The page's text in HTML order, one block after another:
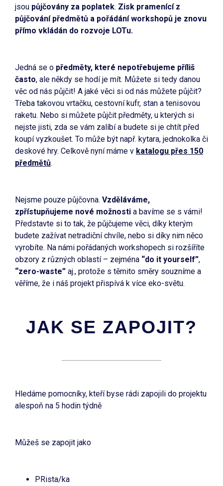
jsou půjčovány za poplatek. Zisk pramenící z
půjčování předmětů a pořádání workshopů je znovu
přímo vkládán do rozvoje LOTu.
Jedná se o předměty, které nepotřebujeme příliš
často, ale někdy se hodí je mít. Můžete si tedy danou
věc od nás půjčit! A jaké věci si od nás můžete půjčit?
Třeba takovou vrtačku, cestovní kufr, stan a tenisovou
raketu. Nebo si můžete půjčit předměty, u kterých si
nejste jisti, zda se vám zalíbí a budete si je chtít před
koupí vyzkoušet. To může být např. kytara, jednokolka či
deskové hry. Celkově nyní máme v katalogu přes 150
předmětů.
Nejsme pouze půjčovna. Vzděláváme,
zpřístupňujeme nové možnosti a bavíme se s vámi!
Představte si to tak, že půjčujeme věci, díky kterým
budete zažívat netradiční chvíle, nebo si díky nim něco
vyrobíte. Na námi pořádaných workshopech si rozšíříte
obzory z různých oblastí – zejména “do it yourself”,
“zero-waste” aj., protože s těmito směry souzníme a
věříme, že i náš projekt přispívá k více eko-světu.
JAK SE ZAPOJIT?
Hledáme pomocníky, kteří byse rádi zapojili do projektu
alespoň na 5 hodin týdně
Můžeš se zapojit jako
PRista/ka